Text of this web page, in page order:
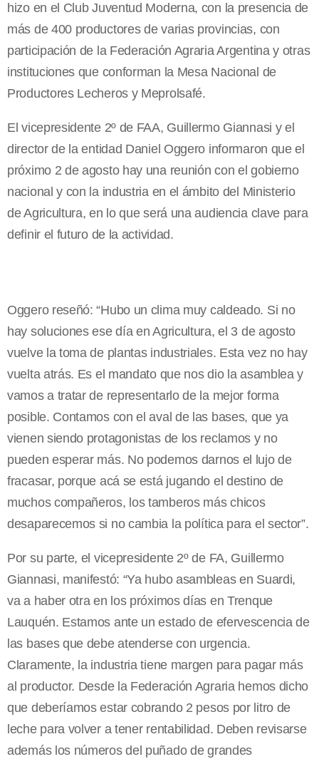
hizo en el Club Juventud Moderna, con la presencia de
más de 400 productores de varias provincias, con
participación de la Federación Agraria Argentina y otras
instituciones que conforman la Mesa Nacional de
Productores Lecheros y Meprolsafé.
El vicepresidente 2º de FAA, Guillermo Giannasi y el
director de la entidad Daniel Oggero informaron que el
próximo 2 de agosto hay una reunión con el gobierno
nacional y con la industria en el ámbito del Ministerio
de Agricultura, en lo que será una audiencia clave para
definir el futuro de la actividad.
Oggero reseñó: “Hubo un clima muy caldeado. Si no
hay soluciones ese día en Agricultura, el 3 de agosto
vuelve la toma de plantas industriales. Esta vez no hay
vuelta atrás. Es el mandato que nos dio la asamblea y
vamos a tratar de representarlo de la mejor forma
posible. Contamos con el aval de las bases, que ya
vienen siendo protagonistas de los reclamos y no
pueden esperar más. No podemos darnos el lujo de
fracasar, porque acá se está jugando el destino de
muchos compañeros, los tamberos más chicos
desaparecemos si no cambia la política para el sector”.
Por su parte, el vicepresidente 2º de FA, Guillermo
Giannasi, manifestó: “Ya hubo asambleas en Suardi,
va a haber otra en los próximos días en Trenque
Lauquén. Estamos ante un estado de efervescencia de
las bases que debe atenderse con urgencia.
Claramente, la industria tiene margen para pagar más
al productor. Desde la Federación Agraria hemos dicho
que deberíamos estar cobrando 2 pesos por litro de
leche para volver a tener rentabilidad. Deben revisarse
además los números del puñado de grandes